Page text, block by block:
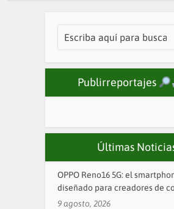
Publirreportajes
Últimas
OPPO Reno16 5G: el
diseñado para creadores de
9 agosto, 2026